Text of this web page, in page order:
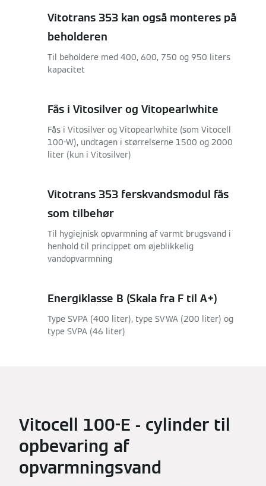
Vitotrans 353 kan også monteres på
beholderen
Til beholdere med 400, 600, 750 og 950 liters
kapacitet
Fås i Vitosilver og Vitopearlwhite
Fås i Vitosilver og Vitopearlwhite (som Vitocell
100-W), undtagen i størrelserne 1500 og 2000
liter (kun i Vitosilver)
Vitotrans 353 ferskvandsmodul fås
som tilbehør
Til hygiejnisk opvarmning af varmt brugsvand i
henhold til princippet om øjeblikkelig
vandopvarmning
Energiklasse B (Skala fra F til A+)
Type SVPA (400 liter), type SVWA (200 liter) og
type SVPA (46 liter)
Vitocell 100-E - cylinder til
opbevaring af
opvarmningsvand